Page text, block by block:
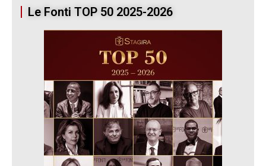
Le Fonti TOP 50 2025-2026